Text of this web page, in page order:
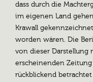
dass durch die
im eigenen Land
Krawall
worden wären. Die
von dieser Darstellung
erscheinenden Zeitung
rückblickend